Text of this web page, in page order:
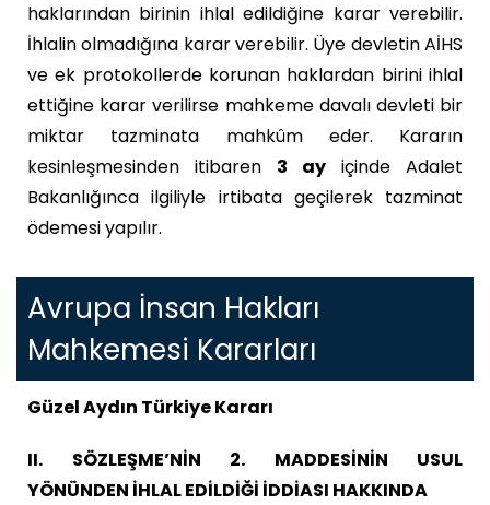
haklarından birinin ihlal edildiğine karar verebilir.
İhlalin olmadığına karar verebilir. Üye devletin AİHS
ve ek protokollerde korunan haklardan birini ihlal
ettiğine karar verilirse mahkeme davalı devleti bir
miktar tazminata mahkûm eder. Kararın
kesinleşmesinden itibaren 3 ay içinde Adalet
Bakanlığınca ilgiliyle irtibata geçilerek tazminat
ödemesi yapılır.
Avrupa İnsan Hakları
Mahkemesi Kararları
Güzel Aydın Türkiye Kararı
II. SÖZLEŞME’NİN 2. MADDESİNİN USUL
YÖNÜNDEN İHLAL EDİLDİĞİ İDDİASI HAKKINDA